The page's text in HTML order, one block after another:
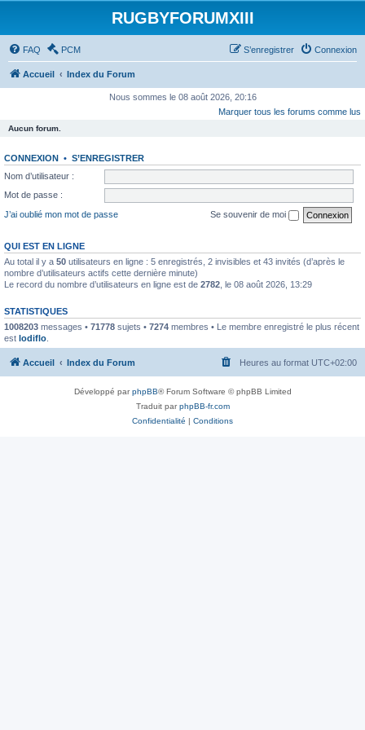
RUGBYFORUMXIII
FAQ PCM Connexion
S’enregistrer
Accueil Index du Forum
Nous sommes le 08 août 2026, 20:16
Marquer tous les forums comme lus
Aucun forum.
CONNEXION • S’ENREGISTRER
Nom d’utilisateur :
Mot de passe :
J’ai oublié mon mot de passe
Se souvenir de moi
QUI EST EN LIGNE
Au total il y a 50 utilisateurs en ligne : 5 enregistrés, 2 invisibles et 43 invités (d’après le
nombre d’utilisateurs actifs cette dernière minute)
Le record du nombre d’utilisateurs en ligne est de 2782 , le 08 août 2026, 13:29
STATISTIQUES
1008203 messages • 71778 sujets • 7274 membres • Le membre enregistré le plus récent
est lodiflo
Accueil Index du Forum Heures au format UTC+02:00
Développé parphpBB® Forum Software © phpBB Limited
Traduit parphpBB-fr.com
Confidentialité | Conditions